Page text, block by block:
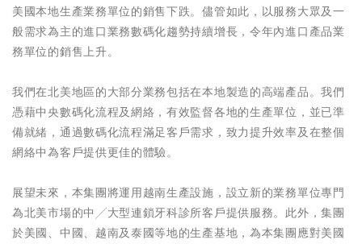
美國本地生產業務單位的銷售下跌。儘管如此，以服務大眾及一
般需求為主的進口業務數碼化趨勢持續增長，令年內進口產品業
務單位的銷售上升。
我們在北美地區的大部分業務包括在本地製造的高端產品。我們
憑藉中央數碼化流程及網絡，有效監督各地的生產單位，並已準
備就緒，通過數碼化流程滿足客戶需求，致力提升效率及在整個
網絡中為客戶提供更佳的體驗。
展望未來，本集團將運用越南生產設施，設立新的業務單位專門
為北美市場的中╱大型連鎖牙科診所客戶提供服務。此外，集團
於美國、中國、越南及泰國等地的生產基地，為本集團應對美國